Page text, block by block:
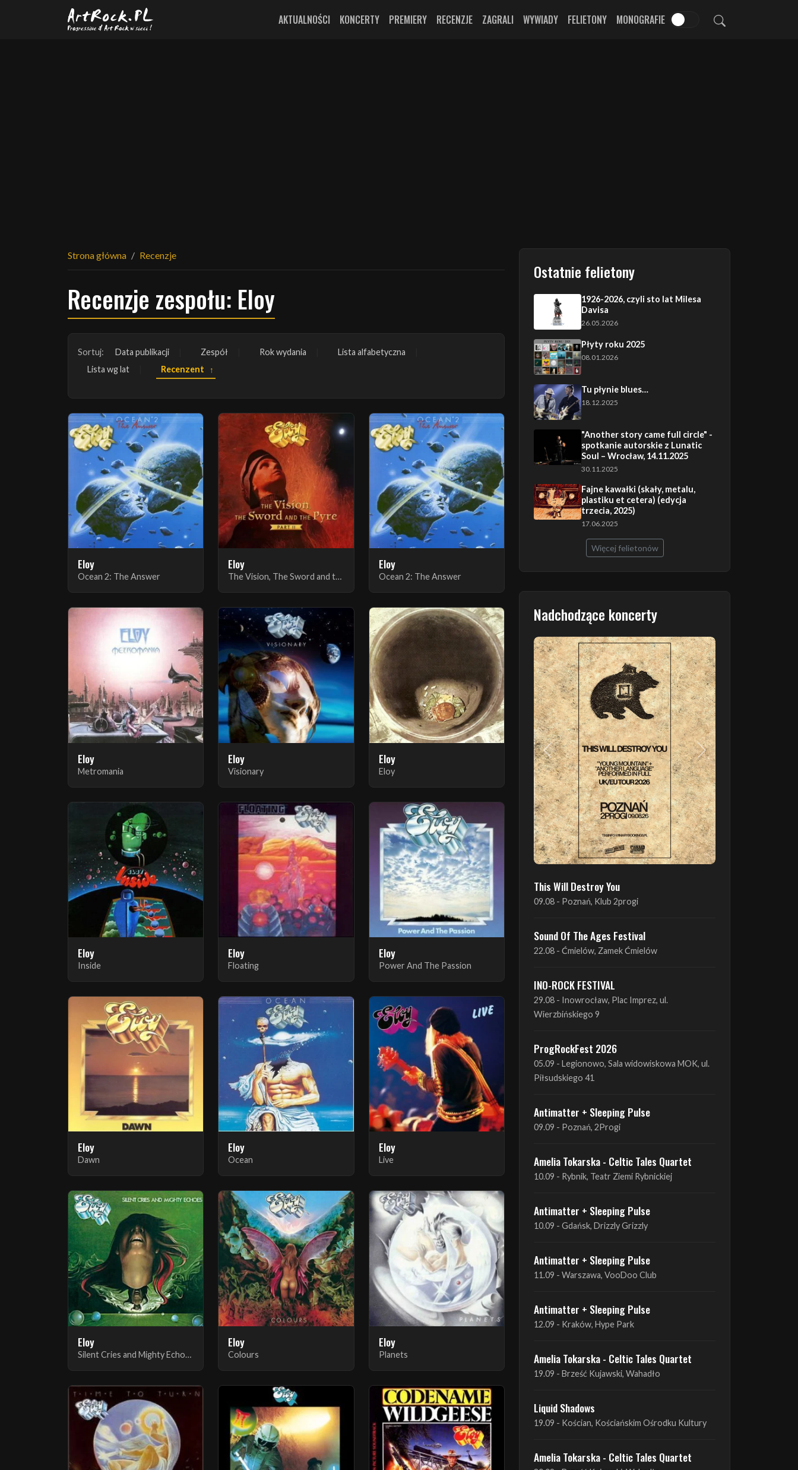
Przejdź do treści głównej
AKTUALNOŚCI KONCERTY PREMIERY RECENZJE ZAGRALI WYWIADY FELIETONY MONOGRAFIE
Strona główna Recenzje
Recenzje zespołu: Eloy
Sortuj: Data publikacji Zespół Rok wydania
Lista alfabetyczna
Lista wg lat
Recenzent
Eloy
Ocean 2: The Answer
Eloy
The Vision, The Sword and the Pyre, Part II
Eloy
Ocean 2: The Answer
Eloy
Metromania
Eloy
Visionary
Eloy
Eloy
Eloy
Inside
Eloy
Floating
Eloy
Power And The Passion
Eloy
Dawn
Eloy
Ocean
Eloy
Live
Eloy
Silent Cries and Mighty Echoes
Eloy
Colours
Eloy
Planets
Ostatnie felietony
1926-2026, czyli sto lat Milesa
Davisa
26.05.2026
Płyty roku 2025
08.01.2026
Tu płynie blues…
18.12.2025
"Another story came full circle" -
spotkanie autorskie z Lunatic
Soul – Wrocław, 14.11.2025
30.11.2025
Fajne kawałki (skały, metalu,
plastiku et cetera) (edycja
trzecia, 2025)
17.06.2025
Więcej felietonów
Nadchodzące koncerty
Poprzedni Następny
This Will Destroy You
09.08 - Poznań, Klub 2progi
Sound Of The Ages Festival
22.08 - Ćmielów, Zamek Ćmielów
INO-ROCK FESTIVAL
29.08 - Inowrocław, Plac Imprez, ul.
ProgRockFest 2026
05.09 - Legionowo, Sala widowiskowa MOK, ul.
Antimatter + Sleeping Pulse
09.09 - Poznań, 2Progi
Amelia Tokarska - Celtic Tales Quartet
10.09 - Rybnik, Teatr Ziemi Rybnickiej
Antimatter + Sleeping Pulse
10.09 - Gdańsk, Drizzly Grizzly
Antimatter + Sleeping Pulse
11.09 - Warszawa, VooDoo Club
Antimatter + Sleeping Pulse
12.09 - Kraków, Hype Park
Amelia Tokarska - Celtic Tales Quartet
19.09 - Brześć Kujawski, Wahadło
Liquid Shadows
19.09 - Kościan, Kościańskim Ośrodku Kultury
Amelia Tokarska - Celtic Tales Quartet
20.09 - Brześć Kujawski, Wahadło
Red Sand